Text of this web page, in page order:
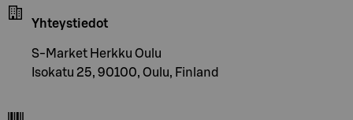
Yhteystiedot
S-Market Herkku Oulu
Isokatu 25, 90100, Oulu, Finland